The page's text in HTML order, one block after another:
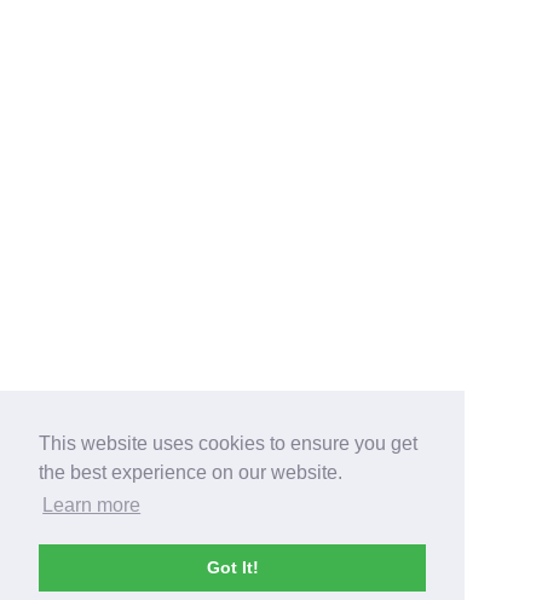
This website uses cookies to ensure you get
the best experience on our website.
Learn more
Got It!